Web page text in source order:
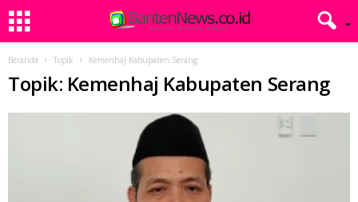
Beranda Topik Kemenhaj Kabupaten Serang
Topik: Kemenhaj Kabupaten Serang